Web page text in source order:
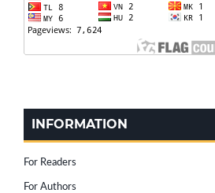
INFORMATION
For Readers
For Authors